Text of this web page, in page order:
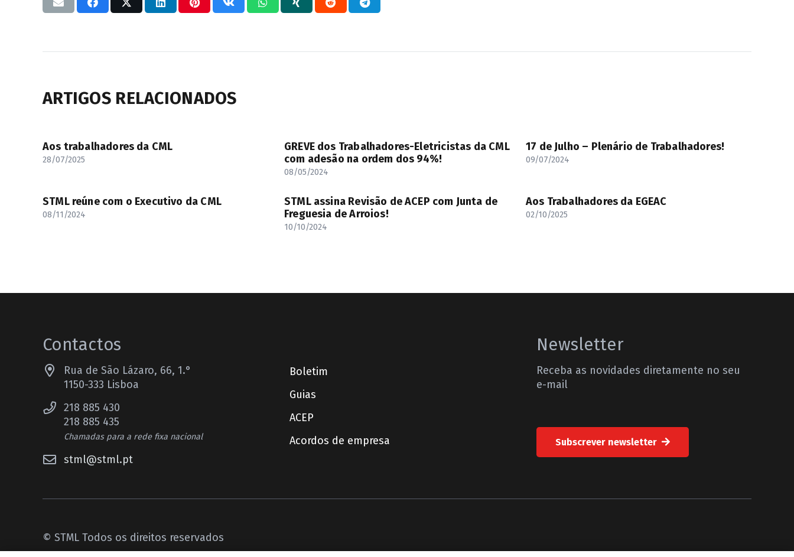
ARTIGOS RELACIONADOS
Aos trabalhadores da CML
28/07/2025
GREVE dos Trabalhadores-Eletricistas da CML
com adesão na ordem dos 94%!
08/05/2024
17 de Julho – Plenário de Trabalhadores!
09/07/2024
STML reúne com o Executivo da CML
08/11/2024
STML assina Revisão de ACEP com Junta de
Freguesia de Arroios!
10/10/2024
Aos Trabalhadores da EGEAC
02/10/2025
Contactos
Rua de São Lázaro, 66, 1.°
1150-333 Lisboa
218 885 430
218 885 435
Chamadas para a rede fixa nacional
stml@stml.pt
Boletim
Guias
ACEP
Acordos de empresa
Newsletter
Receba as novidades diretamente no seu
e-mail
Subscrever newsletter
© STML Todos os direitos reservados